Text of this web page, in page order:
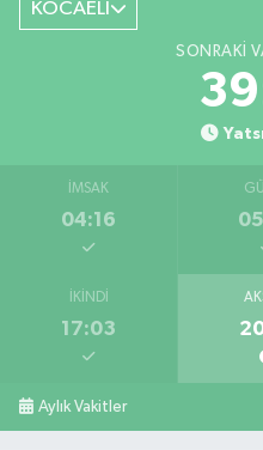
KOCAELİ
SONRAKI
İMSAK
04:16
İKINDI
17:03
Aylık Vakitler